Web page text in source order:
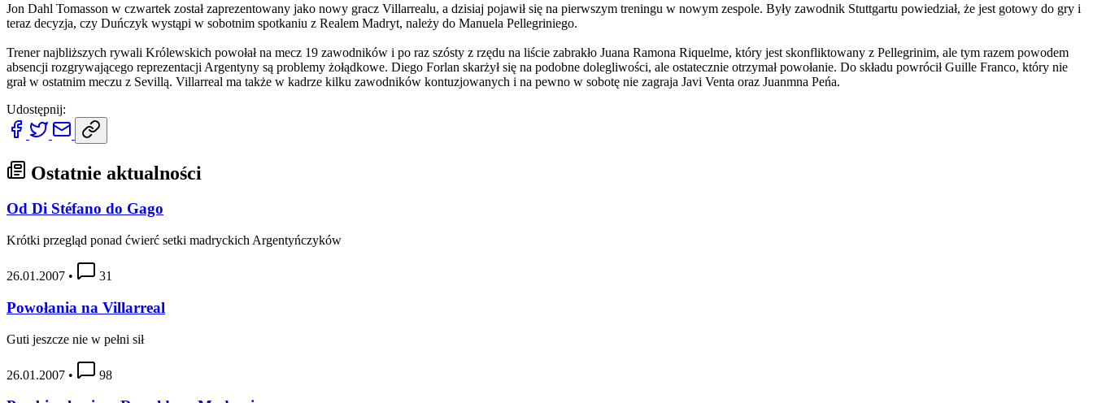
Jon Dahl Tomasson w czwartek został zaprezentowany jako nowy gracz Villarrealu, a dzisiaj pojawił się na pierwszym treningu w nowym zespole. Były zawodnik Stuttgartu powiedział, że jest gotowy do gry i
teraz decyzja, czy Duńczyk wystąpi w sobotnim spotkaniu z Realem Madryt, należy do Manuela Pellegriniego.
Trener najbliższych rywali Królewskich powołał na mecz 19 zawodników i po raz szósty z rzędu na liście zabrakło Juana Ramona Riquelme, który jest skonfliktowany z Pellegrinim, ale tym razem powodem
absencji rozgrywającego reprezentacji Argentyny są problemy żołądkowe. Diego Forlan skarżył się na podobne dolegliwości, ale ostatecznie otrzymał powołanie. Do składu powrócił Guille Franco, który nie
grał w ostatnim meczu z Sevillą. Villarreal ma także w kadrze kilku zawodników kontuzjowanych i na pewno w sobotę nie zagraja Javi Venta oraz Juanmna Peńa.
Udostępnij:
Ostatnie aktualności
Od Di Stéfano do Gago
Krótki przegląd ponad ćwierć setki madryckich Argentyńczyków
26.01.2007 • 31
Powołania na Villarreal
Guti jeszcze nie w pełni sił
26.01.2007 • 98